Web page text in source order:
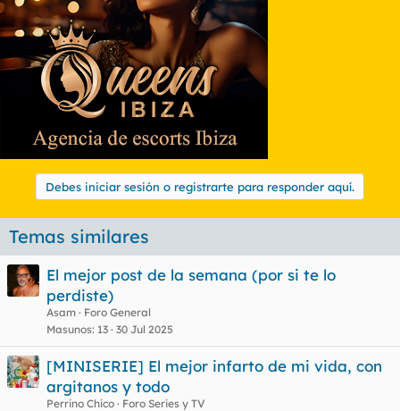
Debes iniciar sesión o registrarte para responder aquí.
Temas similares
El mejor post de la semana (por si te lo
perdiste)
Asam
Foro General
Masunos 13 30 Jul 2025
[MINISERIE] El mejor infarto de mi vida, con
argitanos y todo
Perrino Chico
Foro Series y TV